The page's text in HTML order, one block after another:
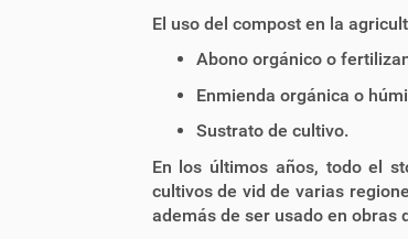
El uso del compost en la
Abono orgánico o
Enmienda orgánica o
Sustrato de cultivo.
En los últimos años, todo el
cultivos de vid de varias
además de ser usado en obras